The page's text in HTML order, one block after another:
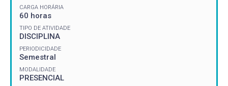
CARGA HORÁRIA
60 horas
TIPO DE ATIVIDADE
DISCIPLINA
PERIODICIDADE
Semestral
MODALIDADE
PRESENCIAL